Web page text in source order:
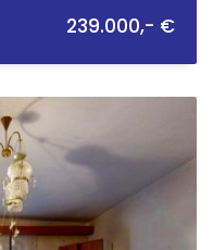
239.000,- €